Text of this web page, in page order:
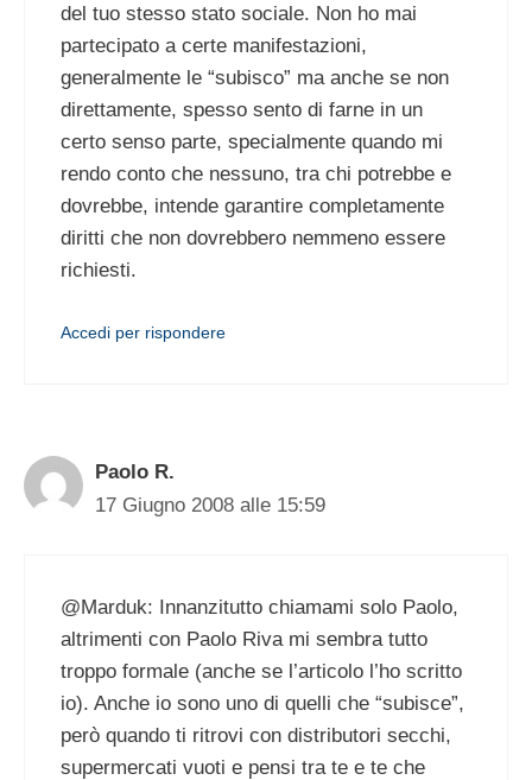
del tuo stesso stato sociale. Non ho mai
partecipato a certe manifestazioni,
generalmente le “subisco” ma anche se non
direttamente, spesso sento di farne in un
certo senso parte, specialmente quando mi
rendo conto che nessuno, tra chi potrebbe e
dovrebbe, intende garantire completamente
diritti che non dovrebbero nemmeno essere
richiesti.
Accedi per rispondere
Paolo R.
17 Giugno 2008 alle 15:59
@Marduk: Innanzitutto chiamami solo Paolo,
altrimenti con Paolo Riva mi sembra tutto
troppo formale (anche se l’articolo l’ho scritto
io). Anche io sono uno di quelli che “subisce”,
però quando ti ritrovi con distributori secchi,
supermercati vuoti e pensi tra te e te che